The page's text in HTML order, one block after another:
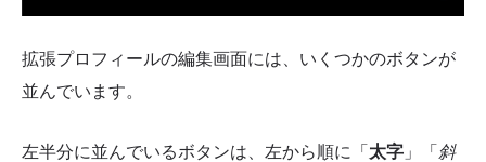
拡張プロフィールの編集画面には、いくつかのボタンが
並んでいます。
左半分に並んでいるボタンは、左から順に「 太字 」「 斜